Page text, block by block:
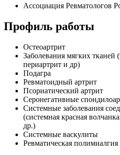
Ассоциация Ревматологов
Профиль работы
Остеоартрит
Заболевания мягких тканей
периартрит и др)
Подагра
Ревматоидный артрит
Псориатический артрит
Серонегативные
Системные заболевания
(системная красная
др.)
Системные васкулиты
Ревматическая полимиалгия